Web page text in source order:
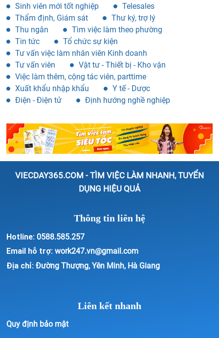
Sinh viên mới tốt nghiệp
Telesales
Thẩm định, Giám sát
Thư ký, trợ lý
Thu ngân
Tìm việc làm theo phường
Tin tức
Tổ chức sự kiện
Tư vấn việc làm nhân viên Kinh doanh
Tư vấn viên
Vật tư - Thiết bị - Kho vận
Việc làm thêm, cộng tác viên, parttime
Xuất khẩu nhập khẩu
Y tế - Dược
Điện - Điện tử
Định hướng nghề nghiệp
VIECDAY365.COM - TÌM VIỆC LÀM NHANH, TUYỂN
DỤNG HIỆU QUẢ
Thông tin liên hệ
Hotline: 0588.585.257
Email hỗ trợ: work247.vn@gmail.com
Địa chỉ: Đường Thượng, Yên Minh, Hà Giang
Liên kết nhanh
Quy định bảo mật